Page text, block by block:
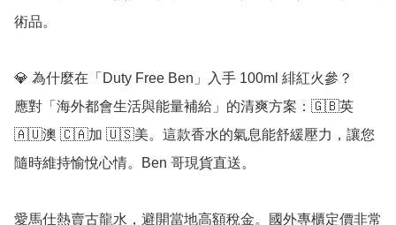
術品。
💎 為什麼在「Duty Free Ben」入手 100ml 緋紅火參？
應對「海外都會生活與能量補給」的清爽方案：🇬🇧英
🇦🇺澳 🇨🇦加 🇺🇸美。這款香水的氣息能舒緩壓力，讓您
隨時維持愉悅心情。Ben 哥現貨直送。
愛馬仕熱賣古龍水，避開當地高額稅金。國外專櫃定價非常